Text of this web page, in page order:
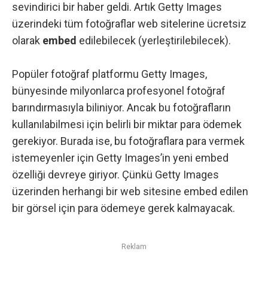
sevindirici bir haber geldi. Artık Getty Images
üzerindeki tüm fotoğraflar web sitelerine ücretsiz
olarak embed edilebilecek (yerleştirilebilecek).
Popüler fotoğraf platformu Getty Images,
bünyesinde milyonlarca profesyonel fotoğraf
barındırmasıyla biliniyor. Ancak bu fotoğrafların
kullanılabilmesi için belirli bir miktar para ödemek
gerekiyor. Burada ise, bu fotoğraflara para vermek
istemeyenler için Getty Images’in yeni embed
özelliği devreye giriyor. Çünkü Getty Images
üzerinden herhangi bir web sitesine embed edilen
bir görsel için para ödemeye gerek kalmayacak.
Reklam